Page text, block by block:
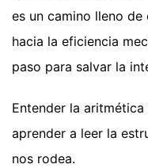
es un camino lleno
hacia la eficiencia
paso para salvar la
Entender la
aprender a leer la
nos rodea.